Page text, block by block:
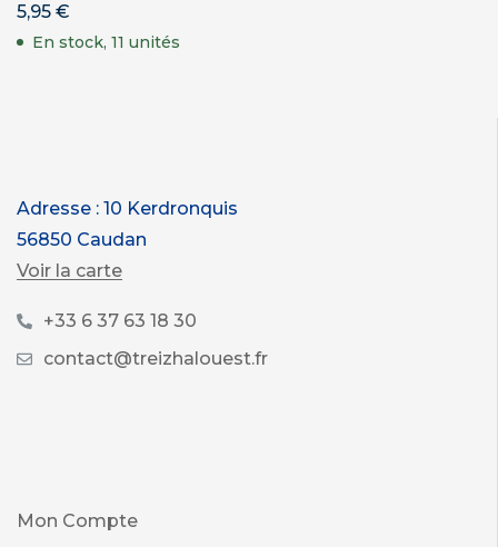
5,95 €
En stock, 11 unités
Adresse : 10 Kerdronquis
56850 Caudan
Voir la carte
+33 6 37 63 18 30
contact@treizhalouest.fr
Mon Compte